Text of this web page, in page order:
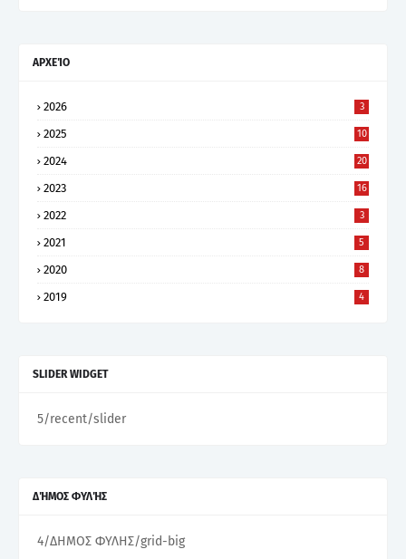
ΑΡΧΕΊΟ
2026 3
2025 10
2024 20
2023 16
2022 3
2021 5
2020 8
2019 4
SLIDER WIDGET
5/recent/slider
ΔΉΜΟΣ ΦΥΛΉΣ
4/ΔΗΜΟΣ ΦΥΛΗΣ/grid-big